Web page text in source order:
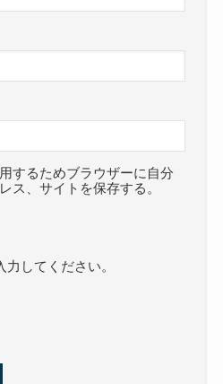
するためブラウザーに自分
ス、サイトを保存する。
力してください。